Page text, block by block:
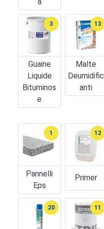
Guaine
Liquide
Bituminos
E
3
Malte
Deumidific
Anti
13
Pannelli
Eps
1
Primer
12
20 11